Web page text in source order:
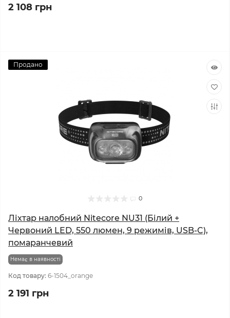
2 108 грн
Продано
0
Ліхтар налобний Nitecore NU31 (Білий +
Червоний LED, 550 люмен, 9 режимів, USB-C),
помаранчевий
Немає в наявності
Код товару: 6-1504_orange
2 191 грн